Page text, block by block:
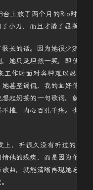
台上放了两个月的Rio时，
小刀，而且才撬了屈指可
长的话。因为她很少流眼
她只是坦然一笑，即使离
工作时面对各种难以忍受
甚至调侃，我的血好像越
起奶茶的一句歌词，就算
摧，内心百孔千疮。也许
上，听很久没有听过的萧
他的残疾，而是因为他的
曲，就能清晰再现她忘不